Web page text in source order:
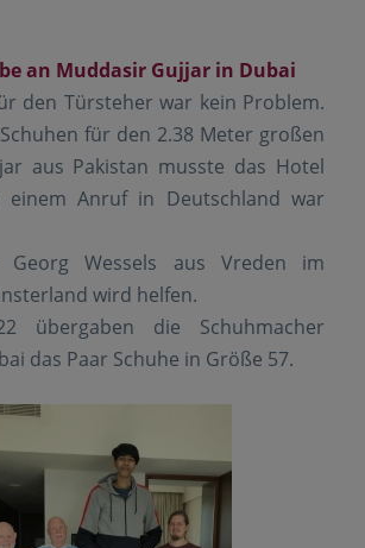
an Muddasir Gujjar in Dubai
den Türsteher war kein Problem.
für den 2.38 Meter großen
aus Pakistan musste das Hotel
einem Anruf in Deutschland war
Georg Wessels aus Vreden im
wird helfen.
übergaben die Schuhmacher
das Paar Schuhe in Größe 57.